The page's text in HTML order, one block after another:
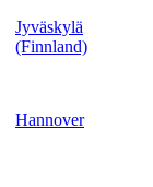
Jyväskylä
(Finnland)
Hannover